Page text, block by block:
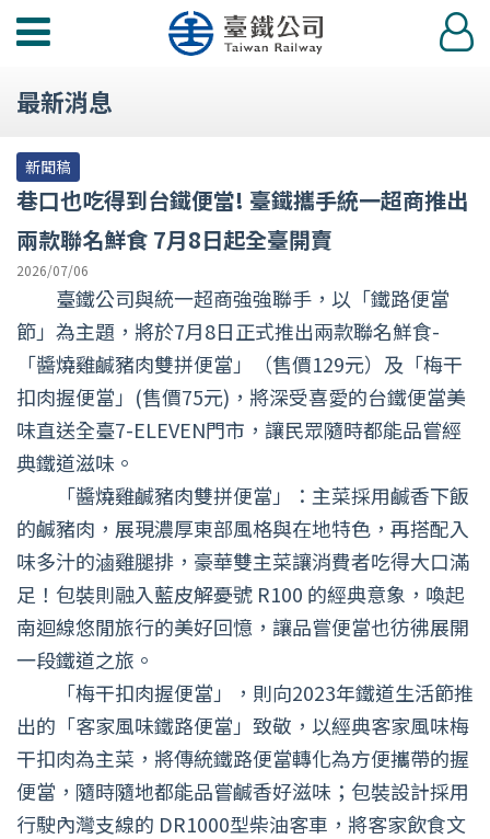
功
選
登
入
最新消息
新聞稿
巷口也吃得到台鐵便當! 臺鐵攜手統一超商推出
兩款聯名鮮食 7月8日起全臺開賣
2026/07/06
臺鐵公司與統一超商強強聯手，以「鐵路便當
節」為主題，將於7月8日正式推出兩款聯名鮮食-
「醬燒雞鹹豬肉雙拼便當」（售價129元）及「梅干
扣肉握便當」(售價75元)，將深受喜愛的台鐵便當美
味直送全臺7-ELEVEN門市，讓民眾隨時都能品嘗經
典鐵道滋味。
「醬燒雞鹹豬肉雙拼便當」：主菜採用鹹香下飯
的鹹豬肉，展現濃厚東部風格與在地特色，再搭配入
味多汁的滷雞腿排，豪華雙主菜讓消費者吃得大口滿
足！包裝則融入藍皮解憂號 R100 的經典意象，喚起
南迴線悠閒旅行的美好回憶，讓品嘗便當也彷彿展開
一段鐵道之旅。
「梅干扣肉握便當」，則向2023年鐵道生活節推
出的「客家風味鐵路便當」致敬，以經典客家風味梅
干扣肉為主菜，將傳統鐵路便當轉化為方便攜帶的握
便當，隨時隨地都能品嘗鹹香好滋味；包裝設計採用
行駛內灣支線的 DR1000型柴油客車，將客家飲食文